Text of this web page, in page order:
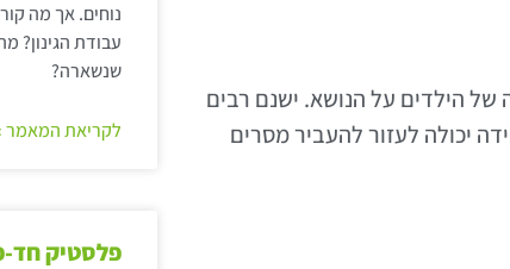
הילדים על הנושא. ישנם רבים
יכולה לעזור להעביר מסרים
נוחים. אך מה
עבודת הגינון?
שנשארה?
לקריאת המאמר
פלסטיק חד-